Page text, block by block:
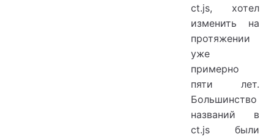
ct.js, хотел
изменить на
протяжении
уже
примерно
пяти лет.
Большинство
названий в
ct.js были